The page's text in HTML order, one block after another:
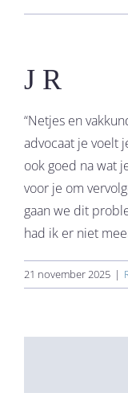
J R
“Netjes en
advocaat je voelt
ook goed na wat
voor je om
gaan we dit
had ik er niet
21 november 2025 |